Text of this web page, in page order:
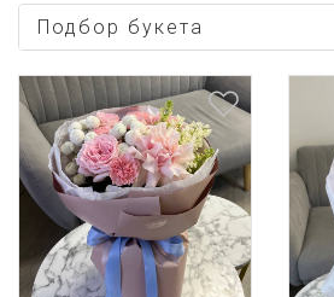
Подбор букета